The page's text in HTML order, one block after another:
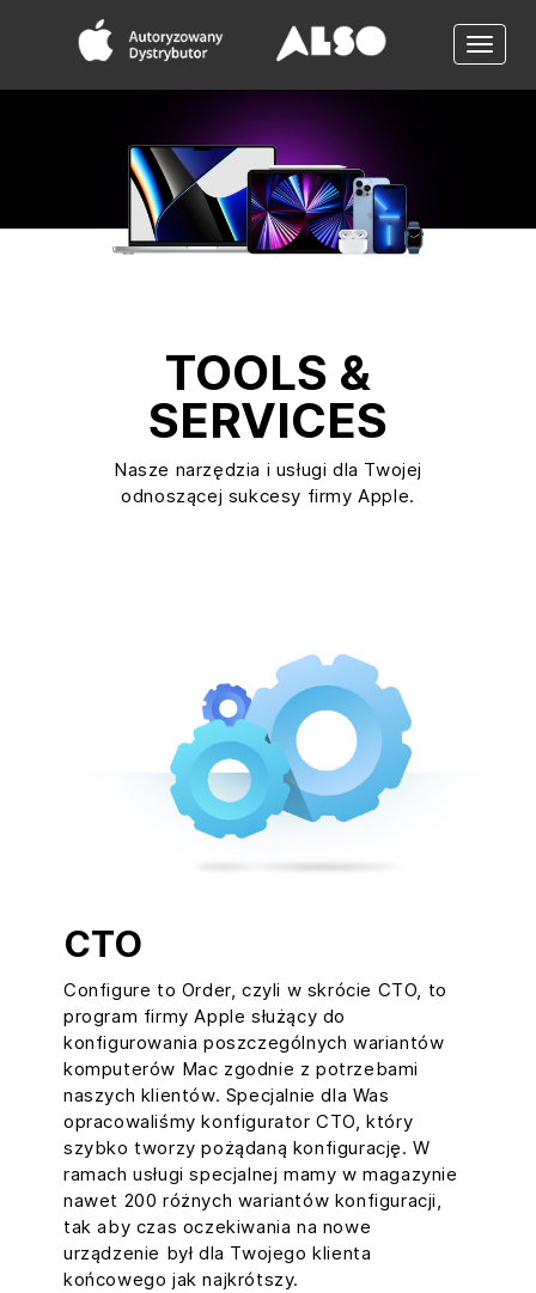
Toggle
TOOLS &
SERVICES
Nasze narzędzia i usługi dla Twojej
odnoszącej sukcesy firmy Apple.
CTO
Configure to Order, czyli w skrócie CTO, to
program firmy Apple służący do
konfigurowania poszczególnych wariantów
komputerów Mac zgodnie z potrzebami
naszych klientów. Specjalnie dla Was
opracowaliśmy konfigurator CTO, który
szybko tworzy pożądaną konfigurację. W
ramach usługi specjalnej mamy w magazynie
nawet 200 różnych wariantów konfiguracji,
tak aby czas oczekiwania na nowe
urządzenie był dla Twojego klienta
końcowego jak najkrótszy.